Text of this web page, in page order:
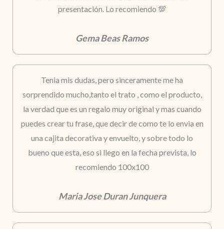
presentación. Lo recomiendo 💯
Gema Beas Ramos
Tenia mis dudas, pero sinceramente me ha
sorprendido mucho,tanto el trato , como el producto,
la verdad que es un regalo muy original y mas cuando
puedes crear tu frase, que decir de como te lo envia en
una cajita decorativa y envuelto, y sobre todo lo
bueno que esta, eso si llego en la fecha prevista, lo
recomiendo 100x100
Maria Jose Duran Junquera